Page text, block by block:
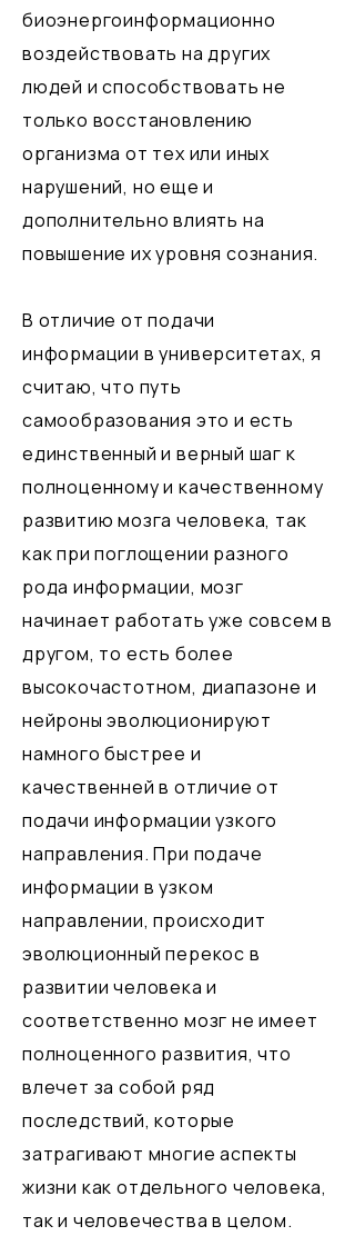
биоэнергоинформационно
воздействовать на других
людей и способствовать не
только восстановлению
организма от тех или иных
нарушений, но еще и
дополнительно влиять на
повышение их уровня сознания.
В отличие от подачи
информации в университетах, я
считаю, что путь
самообразования это и есть
единственный и верный шаг к
полноценному и качественному
развитию мозга человека, так
как при поглощении разного
рода информации, мозг
начинает работать уже совсем в
другом, то есть более
высокочастотном, диапазоне и
нейроны эволюционируют
намного быстрее и
качественней в отличие от
подачи информации узкого
направления. При подаче
информации в узком
направлении, происходит
эволюционный перекос в
развитии человека и
соответственно мозг не имеет
полноценного развития, что
влечет за собой ряд
последствий, которые
затрагивают многие аспекты
жизни как отдельного человека,
так и человечества в целом.